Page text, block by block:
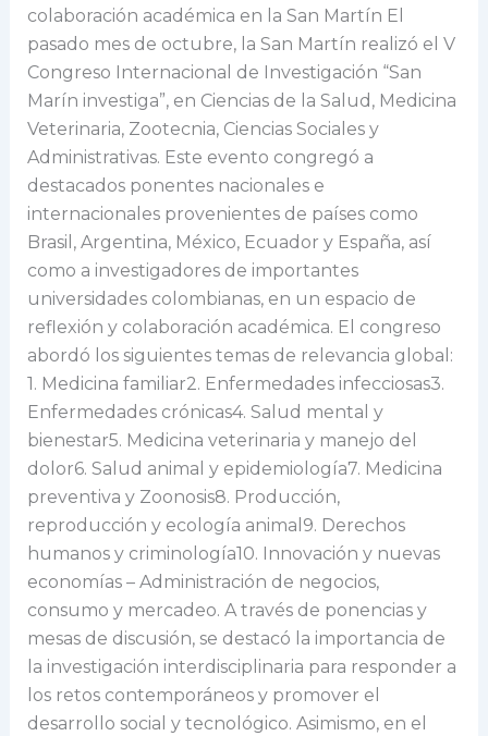
colaboración académica en la San Martín El
pasado mes de octubre, la San Martín realizó el V
Congreso Internacional de Investigación “San
Marín investiga”, en Ciencias de la Salud, Medicina
Veterinaria, Zootecnia, Ciencias Sociales y
Administrativas. Este evento congregó a
destacados ponentes nacionales e
internacionales provenientes de países como
Brasil, Argentina, México, Ecuador y España, así
como a investigadores de importantes
universidades colombianas, en un espacio de
reflexión y colaboración académica. El congreso
abordó los siguientes temas de relevancia global:
1. Medicina familiar2. Enfermedades infecciosas3.
Enfermedades crónicas4. Salud mental y
bienestar5. Medicina veterinaria y manejo del
dolor6. Salud animal y epidemiología7. Medicina
preventiva y Zoonosis8. Producción,
reproducción y ecología animal9. Derechos
humanos y criminología10. Innovación y nuevas
economías – Administración de negocios,
consumo y mercadeo. A través de ponencias y
mesas de discusión, se destacó la importancia de
la investigación interdisciplinaria para responder a
los retos contemporáneos y promover el
desarrollo social y tecnológico. Asimismo, en el